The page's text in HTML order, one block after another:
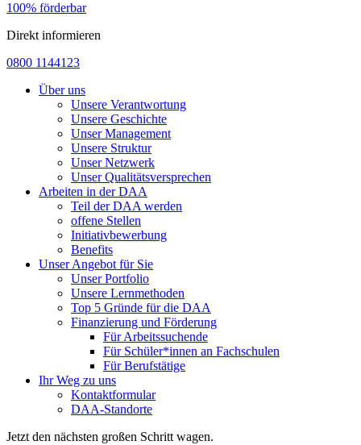
100% förderbar
Direkt informieren
0800 1144123
Über uns
Unsere Verantwortung
Unsere Geschichte
Unser Management
Unsere Struktur
Unser Netzwerk
Unser Qualitätsversprechen
Arbeiten in der DAA
Teil der DAA werden
offene Stellen
Initiativbewerbung
Benefits
Unser Angebot für Sie
Unser Portfolio
Unsere Lernmethoden
Top 5 Gründe für die DAA
Finanzierung und Förderung
Für Arbeitssuchende
Für Schüler*innen an Fachschulen
Für Berufstätige
Ihr Weg zu uns
Kontaktformular
DAA-Standorte
Jetzt den nächsten großen Schritt wagen.